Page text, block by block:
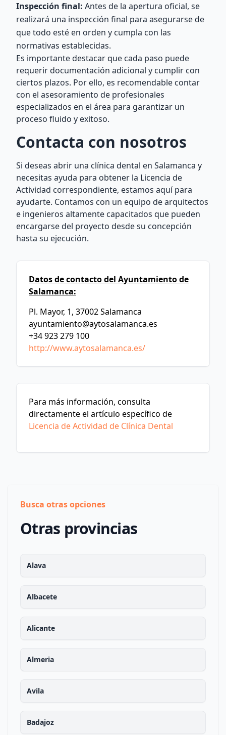
Inspección final: Antes de la apertura oficial, se
realizará una inspección final para asegurarse de
que todo esté en orden y cumpla con las
normativas establecidas.
Es importante destacar que cada paso puede
requerir documentación adicional y cumplir con
ciertos plazos. Por ello, es recomendable contar
con el asesoramiento de profesionales
especializados en el área para garantizar un
proceso fluido y exitoso.
Contacta con nosotros
Si deseas abrir una clínica dental en Salamanca y
necesitas ayuda para obtener la Licencia de
Actividad correspondiente, estamos aquí para
ayudarte. Contamos con un equipo de arquitectos
e ingenieros altamente capacitados que pueden
encargarse del proyecto desde su concepción
hasta su ejecución.
Datos de contacto del Ayuntamiento de
Salamanca:
Pl. Mayor, 1, 37002 Salamanca
ayuntamiento@aytosalamanca.es
+34 923 279 100
http://www.aytosalamanca.es/
Para más información, consulta
directamente el artículo específico de
Licencia de Actividad de Clínica Dental
Busca otras opciones
Otras provincias
Alava
Albacete
Alicante
Almeria
Avila
Badajoz